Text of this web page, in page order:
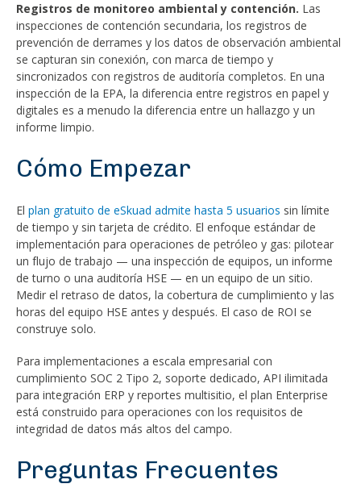
Registros de monitoreo ambiental y contención. Las
inspecciones de contención secundaria, los registros de
prevención de derrames y los datos de observación ambiental
se capturan sin conexión, con marca de tiempo y
sincronizados con registros de auditoría completos. En una
inspección de la EPA, la diferencia entre registros en papel y
digitales es a menudo la diferencia entre un hallazgo y un
informe limpio.
Cómo Empezar
El plan gratuito de eSkuad admite hasta 5 usuarios sin límite
de tiempo y sin tarjeta de crédito. El enfoque estándar de
implementación para operaciones de petróleo y gas: pilotear
un flujo de trabajo — una inspección de equipos, un informe
de turno o una auditoría HSE — en un equipo de un sitio.
Medir el retraso de datos, la cobertura de cumplimiento y las
horas del equipo HSE antes y después. El caso de ROI se
construye solo.
Para implementaciones a escala empresarial con
cumplimiento SOC 2 Tipo 2, soporte dedicado, API ilimitada
para integración ERP y reportes multisitio, el plan Enterprise
está construido para operaciones con los requisitos de
integridad de datos más altos del campo.
Preguntas Frecuentes